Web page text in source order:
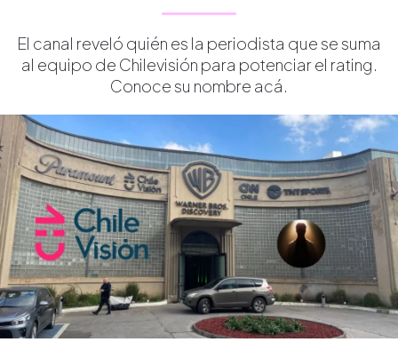
El canal reveló quién es la periodista que se suma
al equipo de Chilevisión para potenciar el rating.
Conoce su nombre acá.